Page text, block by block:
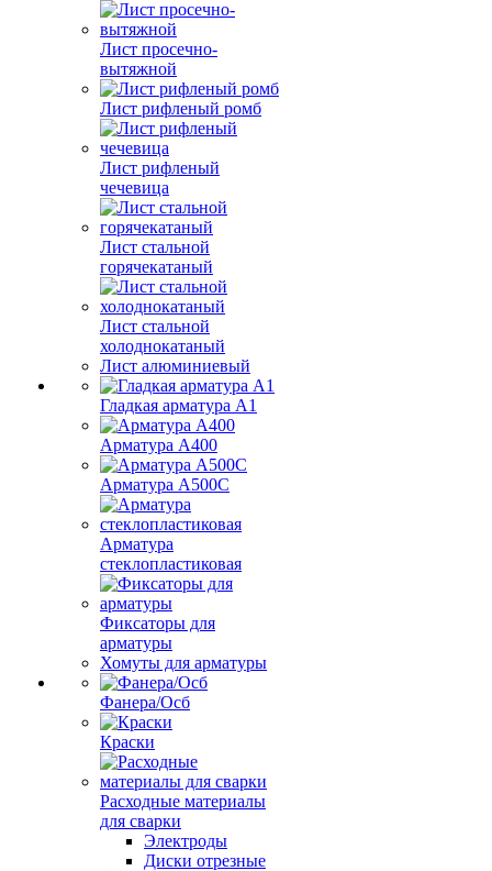
Лист просечно-
вытяжной
Лист рифленый ромб
Лист рифленый
чечевица
Лист стальной
горячекатаный
Лист стальной
холоднокатаный
Лист алюминиевый
Гладкая арматура А1
Арматура А400
Арматура A500C
Арматура
стеклопластиковая
Фиксаторы для
арматуры
Хомуты для арматуры
Фанера/Осб
Краски
Расходные материалы
для сварки
Электроды
Диски отрезные